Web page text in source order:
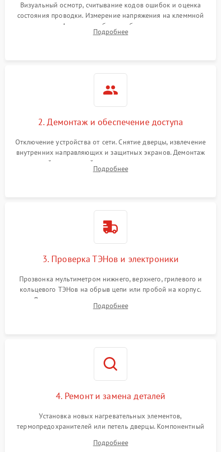
Визуальный осмотр, считывание кодов ошибок и оценка
состояния проводки. Измерение напряжения на клеммной
колодке. Анализ жалоб на проблемы с нагревом,
конвекцией, панелью управления или блокировкой дверцы.
Подробнее
2. Демонтаж и обеспечение доступа
Отключение устройства от сети. Снятие дверцы, извлечение
внутренних направляющих и защитных экранов. Демонтаж
задней или верхней панели для прямого доступа к
нагревательным элементам, плате и вентиляторам.
Подробнее
3. Проверка ТЭНов и электроники
Прозвонка мультиметром нижнего, верхнего, грилевого и
кольцевого ТЭНов на обрыв цепи или пробой на корпус.
Диагностика термостата, датчиков температуры,
переключателя режимов и мотора конвекции.
Подробнее
4. Ремонт и замена деталей
Установка новых нагревательных элементов,
термопредохранителей или петель дверцы. Компонентный
выгоревших реле, восстановление контактов и замена
Подробнее